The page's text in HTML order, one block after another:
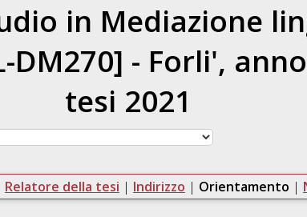
in Mediazione
- Forli',
tesi 2021
Relatore della tesi | Indirizzo | Orientamento |